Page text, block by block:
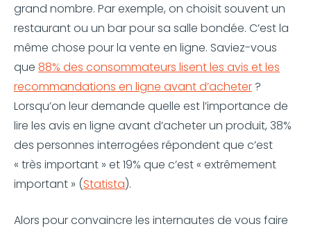
grand nombre. Par exemple, on choisit souvent un
restaurant ou un bar pour sa salle bondée. C’est la
même chose pour la vente en ligne. Saviez-vous
que 88% des consommateurs lisent les avis et les
recommandations en ligne avant d’acheter ?
Lorsqu’on leur demande quelle est l’importance de
lire les avis en ligne avant d’acheter un produit, 38%
des personnes interrogées répondent que c’est
« très important » et 19% que c’est « extrêmement
important » (Statista).
Alors pour convaincre les internautes de vous faire